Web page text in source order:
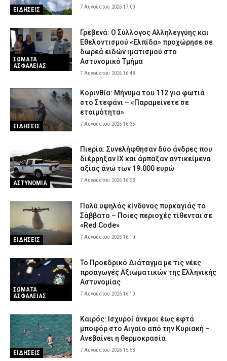
ΕΙΔΗΣΕΙΣ 7 Αυγούστου 2026 17:00
ΣΩΜΑΤΑ
ΑΣΦΑΛΕΙΑΣ
Γρεβενά: Ο Σύλλογος Αλληλεγγύης και
Εθελοντισμού «Ελπίδα» προχώρησε σε
δωρεά ειδών ιματισμού στο
Αστυνομικό Τμήμα
7 Αυγούστου 2026 16:48
ΕΙΔΗΣΕΙΣ
Κορινθία: Μήνυμα του 112 για φωτιά
στο Στεφάνι – «Παραμείνετε σε
ετοιμότητα»
7 Αυγούστου 2026 16:35
ΑΣΤΥΝΟΜΙΑ
Πιερία: Συνελήφθησαν δύο άνδρες που
διέρρηξαν ΙΧ και άρπαξαν αντικείμενα
αξίας άνω των 19.000 ευρώ
7 Αυγούστου 2026 16:23
ΕΙΔΗΣΕΙΣ
Πολύ υψηλός κίνδυνος πυρκαγιάς το
Σάββατο – Ποιες περιοχές τίθενται σε
«Red Code»
7 Αυγούστου 2026 16:10
ΣΩΜΑΤΑ
ΑΣΦΑΛΕΙΑΣ
Το Προεδρικό Διάταγμα με τις νέες
προαγωγές Αξιωματικών της Ελληνικής
Αστυνομίας
7 Αυγούστου 2026 16:10
ΕΙΔΗΣΕΙΣ
Καιρός: Ισχυροί άνεμοι έως εφτά
μποφόρ στο Αιγαίο από την Κυριακή –
Ανεβαίνει η θερμοκρασία
7 Αυγούστου 2026 15:58